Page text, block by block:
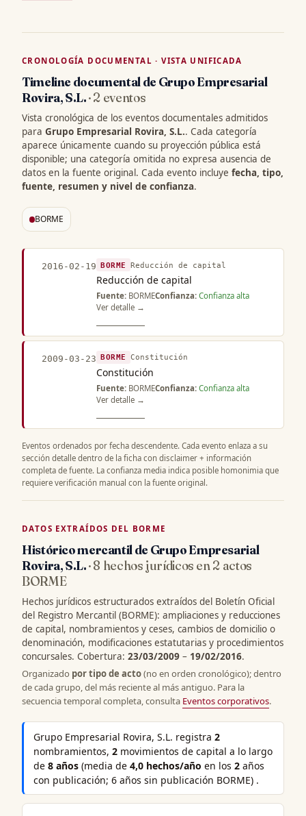
CRONOLOGÍA DOCUMENTAL · VISTA UNIFICADA
Timeline documental de Grupo Empresarial
Rovira, S.L.· 2 eventos
Vista cronológica de los eventos documentales admitidos
para Grupo Empresarial Rovira, S.L.. Cada categoría
aparece únicamente cuando su proyección pública está
disponible; una categoría omitida no expresa ausencia de
datos en la fuente original. Cada evento incluye fecha, tipo,
fuente, resumen y nivel de confianza.
BORME
2016-02-19 BORME Reducción de capital
Reducción de capital
Fuente: BORMEConfianza: Confianza alta
Ver detalle →
2009-03-23 BORME Constitución
Constitución
Fuente: BORMEConfianza: Confianza alta
Ver detalle →
Eventos ordenados por fecha descendente. Cada evento enlaza a su
sección detalle dentro de la ficha con disclaimer + información
completa de fuente. La confianza media indica posible homonimia que
requiere verificación manual con la fuente original.
DATOS EXTRAÍDOS DEL BORME
Histórico mercantil de Grupo Empresarial
Rovira, S.L.· 8 hechos jurídicos en 2 actos
BORME
Hechos jurídicos estructurados extraídos del Boletín Oficial
del Registro Mercantil (BORME): ampliaciones y reducciones
de capital, nombramientos y ceses, cambios de domicilio o
denominación, modificaciones estatutarias y procedimientos
concursales. Cobertura: 23/03/2009 – 19/02/2016.
Organizado por tipo de acto(no en orden cronológico); dentro
de cada grupo, del más reciente al más antiguo. Para la
secuencia temporal completa, consulta Eventos corporativos.
Grupo Empresarial Rovira, S.L. registra2
nombramientos,2 movimientos de capital a lo largo
de8 años (media de4,0 hechos/año en los2 años
con publicación; 6 años sin publicación BORME) .